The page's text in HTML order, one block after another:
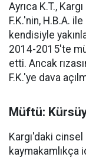
Ayrıca K.T.,
F.K.'nin, H.B.A.
kendisiyle
2014-2015'te
etti. Ancak
F.K.'ye dava
Müftü:
Kargı'daki
kaymakamlıkça